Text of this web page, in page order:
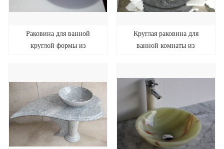
Раковина для ванной
круглой формы из
Круглая раковина для
ванной комнаты из